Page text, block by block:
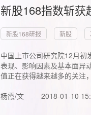
新股168指数斩
新股168研报 新股
中国上市公司研究院12月初
表现、影响因素及基本面异
值正在获得越来越多的关注
杨霞/文
2018-01-10